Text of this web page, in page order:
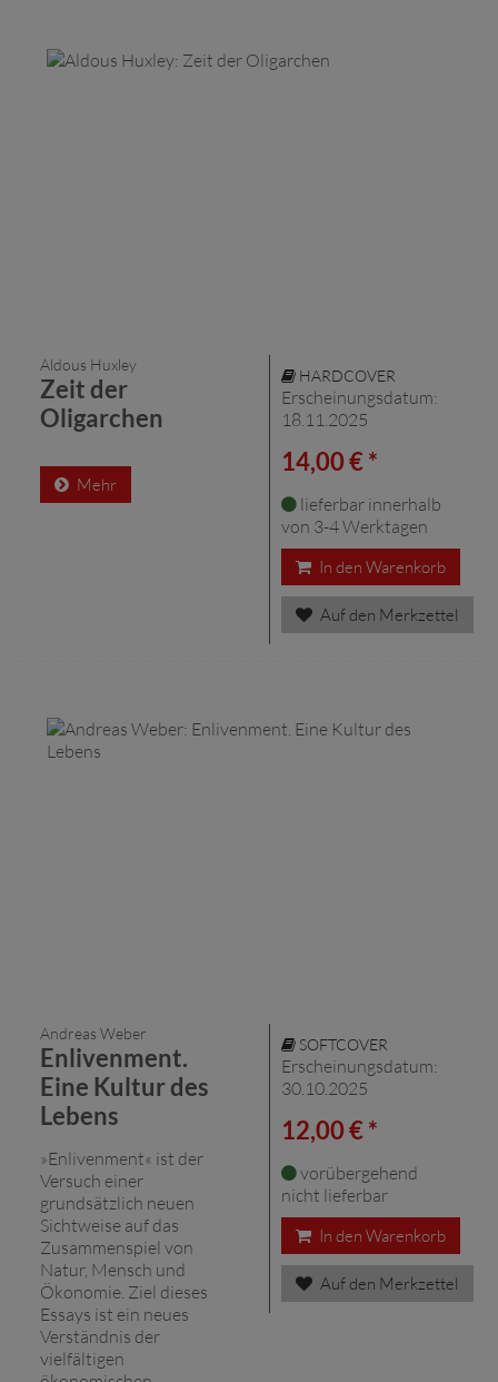
Aldous Huxley
Zeit der
Oligarchen
Mehr
HARDCOVER
Erscheinungsdatum:
18.11.2025
14,00 € *
lieferbar innerhalb
von 3-4 Werktagen
In den Warenkorb
Auf den Merkzettel
Andreas Weber
Enlivenment.
Eine Kultur des
Lebens
»Enlivenment« ist der
Versuch einer
grundsätzlich neuen
Sichtweise auf das
Zusammenspiel von
Natur, Mensch und
Ökonomie. Ziel dieses
Essays ist ein neues
Verständnis der
vielfältigen
SOFTCOVER
Erscheinungsdatum:
30.10.2025
12,00 € *
vorübergehend
nicht lieferbar
In den Warenkorb
Auf den Merkzettel